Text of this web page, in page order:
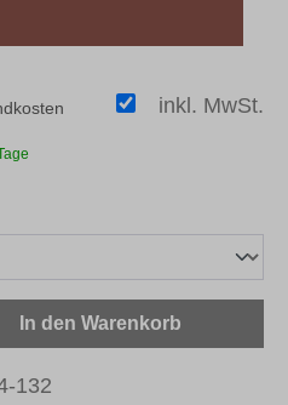
inkl. MwSt.
den gewünschten
In den Warenkorb
132